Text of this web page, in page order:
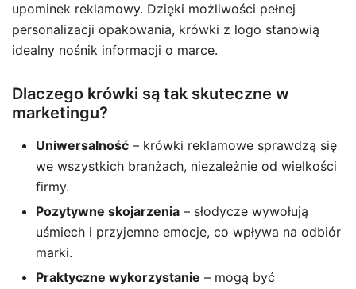
upominek reklamowy. Dzięki możliwości pełnej
personalizacji opakowania, krówki z logo stanowią
idealny nośnik informacji o marce.
Dlaczego krówki są tak skuteczne w
marketingu?
Uniwersalność – krówki reklamowe sprawdzą się
we wszystkich branżach, niezależnie od wielkości
firmy.
Pozytywne skojarzenia – słodycze wywołują
uśmiech i przyjemne emocje, co wpływa na odbiór
marki.
Praktyczne wykorzystanie – mogą być